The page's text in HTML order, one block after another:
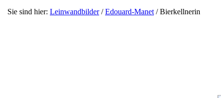
Sie sind hier: Leinwandbilder/Edouard-Manet / Bierkellnerin